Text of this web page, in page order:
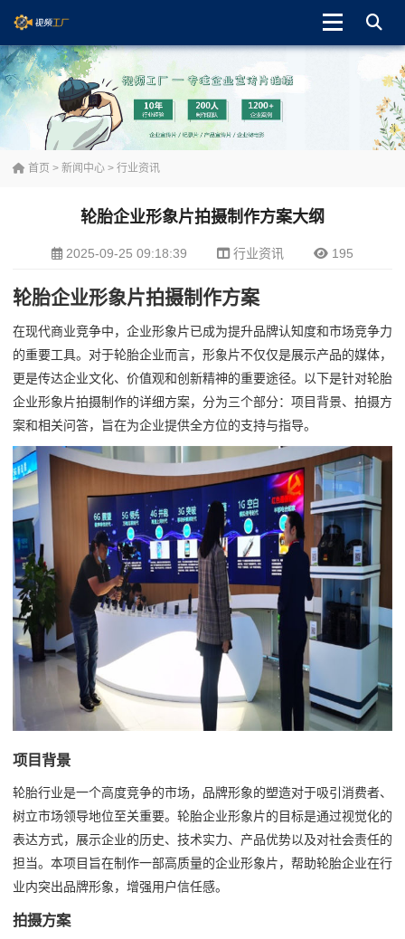
首页 > 新闻中心 > 行业资讯
轮胎企业形象片拍摄制作方案大纲
2025-09-25 09:18:39 行业资讯 195
轮胎企业形象片拍摄制作方案
在现代商业竞争中，企业形象片已成为提升品牌认知度和市场竞争力
的重要工具。对于轮胎企业而言，形象片不仅仅是展示产品的媒体，
更是传达企业文化、价值观和创新精神的重要途径。以下是针对轮胎
企业形象片拍摄制作的详细方案，分为三个部分：项目背景、拍摄方
案和相关问答，旨在为企业提供全方位的支持与指导。
项目背景
轮胎行业是一个高度竞争的市场，品牌形象的塑造对于吸引消费者、
树立市场领导地位至关重要。轮胎企业形象片的目标是通过视觉化的
表达方式，展示企业的历史、技术实力、产品优势以及对社会责任的
担当。本项目旨在制作一部高质量的企业形象片，帮助轮胎企业在行
业内突出品牌形象，增强用户信任感。
拍摄方案